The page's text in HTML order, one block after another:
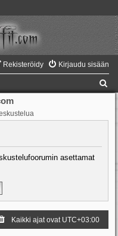
Kirjaudu sisään
Rekisteröidy
asettamat
Kaikki ajat ovat UTC+03:00